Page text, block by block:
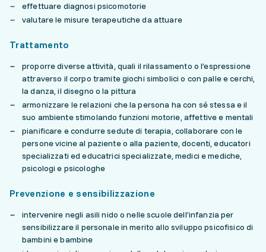
effettuare diagnosi psicomotorie
valutare le misure terapeutiche da attuare
Trattamento
proporre diverse attività, quali il rilassamento o l’espressione
attraverso il corpo tramite giochi simbolici o con palle e cerchi,
la danza, il disegno o la pittura
armonizzare le relazioni che la persona ha con sé stessa e il
suo ambiente stimolando funzioni motorie, affettive e mentali
pianificare e condurre sedute di terapia, collaborare con le
persone vicine al paziente o alla paziente, docenti, educatori
specializzati ed educatrici specializzate, medici e mediche,
psicologi e psicologhe
Prevenzione e sensibilizzazione
intervenire negli asili nido o nelle scuole dell’infanzia per
sensibilizzare il personale in merito allo sviluppo psicofisico di
bambini e bambine